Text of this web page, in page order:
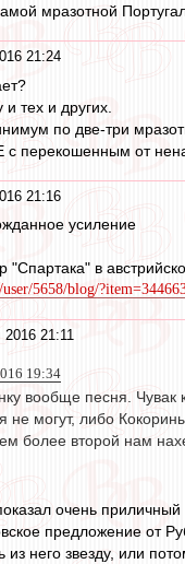
мразотной
21:24
тех и других.
по две-три
с перекошенным от
21:16
усиление
"Спартака" в
5658/blog/
21:11
19:34
вообще песня.
не могут, либо
более второй нам
очень
предложение от
из него звезду, или